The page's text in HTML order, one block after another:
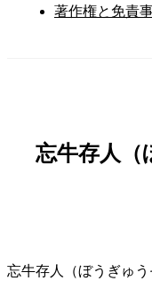
著作権と免責
忘牛存人（
忘牛存人（ぼうぎゅう